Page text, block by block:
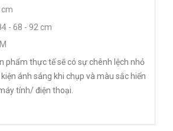
cm
- 68 - 92 cm
phẩm thực tế sẽ có sự chênh lệch nhỏ
ánh sáng khi chụp và màu sắc hiển
tính/ điện thoại.